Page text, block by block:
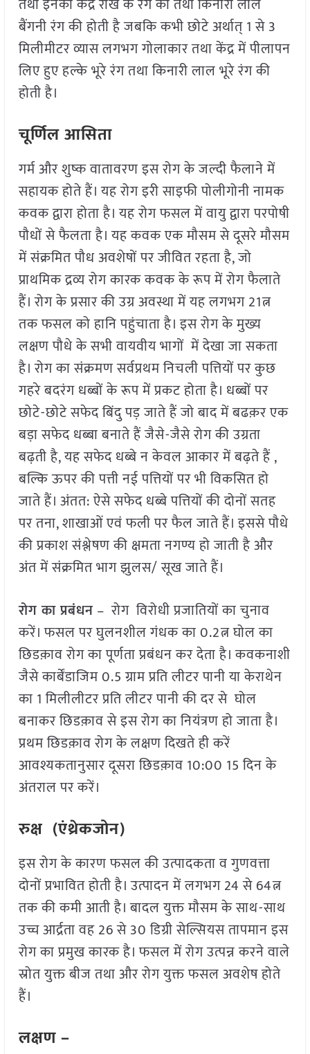
तथा इनका केंद्र राख के रंग का तथा किनारी लाल
बैंगनी रंग की होती है जबकि कभी छोटे अर्थात् 1 से 3
मिलीमीटर व्यास लगभग गोलाकार तथा केंद्र में पीलापन
लिए हुए हल्के भूरे रंग तथा किनारी लाल भूरे रंग की
होती है।
चूर्णिल आसिता
गर्म और शुष्क वातावरण इस रोग के जल्दी फैलाने में
सहायक होते हैं। यह रोग इरी साइफी पोलीगोनी नामक
कवक द्वारा होता है। यह रोग फसल में वायु द्वारा परपोषी
पौधों से फैलता है। यह कवक एक मौसम से दूसरे मौसम
में संक्रमित पौध अवशेषों पर जीवित रहता है, जो
प्राथमिक द्रव्य रोग कारक कवक के रूप में रोग फैलाते
हैं। रोग के प्रसार की उग्र अवस्था में यह लगभग 21त्न
तक फसल को हानि पहुंचाता है। इस रोग के मुख्य
लक्षण पौधे के सभी वायवीय भागों में देखा जा सकता
है। रोग का संक्रमण सर्वप्रथम निचली पत्तियों पर कुछ
गहरे बदरंग धब्बों के रूप में प्रकट होता है। धब्बों पर
छोटे-छोटे सफेद बिंदु पड़ जाते हैं जो बाद में बढक़र एक
बड़ा सफेद धब्बा बनाते हैं जैसे-जैसे रोग की उग्रता
बढ़ती है, यह सफेद धब्बे न केवल आकार में बढ़ते हैं ,
बल्कि ऊपर की पत्ती नई पत्तियों पर भी विकसित हो
जाते हैं। अंतत: ऐसे सफेद धब्बे पत्तियों की दोनों सतह
पर तना, शाखाओं एवं फली पर फैल जाते हैं। इससे पौधे
की प्रकाश संश्लेषण की क्षमता नगण्य हो जाती है और
अंत में संक्रमित भाग झुलस/ सूख जाते हैं।
रोग का प्रबंधन – रोग विरोधी प्रजातियों का चुनाव
करें। फसल पर घुलनशील गंधक का 0.2त्न घोल का
छिडक़ाव रोग का पूर्णता प्रबंधन कर देता है। कवकनाशी
जैसे कार्बेंडाजिम 0.5 ग्राम प्रति लीटर पानी या केराथेन
का 1 मिलीलीटर प्रति लीटर पानी की दर से घोल
बनाकर छिडक़ाव से इस रोग का नियंत्रण हो जाता है।
प्रथम छिडक़ाव रोग के लक्षण दिखते ही करें
आवश्यकतानुसार दूसरा छिडक़ाव 10:00 15 दिन के
अंतराल पर करें।
रुक्ष (एंथ्रेकजोन)
इस रोग के कारण फसल की उत्पादकता व गुणवत्ता
दोनों प्रभावित होती है। उत्पादन में लगभग 24 से 64त्न
तक की कमी आती है। बादल युक्त मौसम के साथ-साथ
उच्च आर्द्रता वह 26 से 30 डिग्री सेल्सियस तापमान इस
रोग का प्रमुख कारक है। फसल में रोग उत्पन्न करने वाले
स्रोत युक्त बीज तथा और रोग युक्त फसल अवशेष होते
हैं।
लक्षण –